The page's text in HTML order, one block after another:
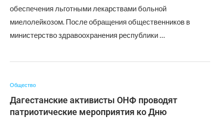
обеспечения льготными лекарствами больной
миелолейкозом. После обращения общественников в
министерство здравоохранения республики …
Общество
Дагестанские активисты ОНФ проводят
патриотические мероприятия ко Дню